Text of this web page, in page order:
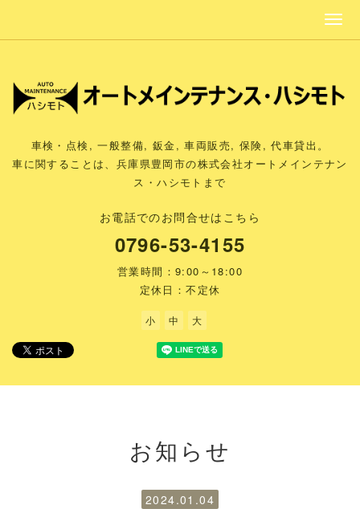
車検・点検, 一般整備, 鈑金, 車両販売, 保険, 代車貸出。
車に関することは、兵庫県豊岡市の株式会社オートメインテナン
ス・ハシモトまで
お電話でのお問合せはこちら
0796-53-4155
営業時間：9:00～18:00
定休日：不定休
小 中 大
お知らせ
2024.01.04